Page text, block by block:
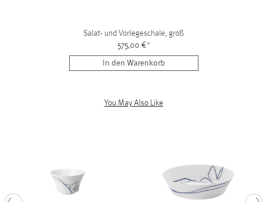
Salat- und Vorlegeschale, groß
575,00 €*
In den Warenkorb
You May Also Like